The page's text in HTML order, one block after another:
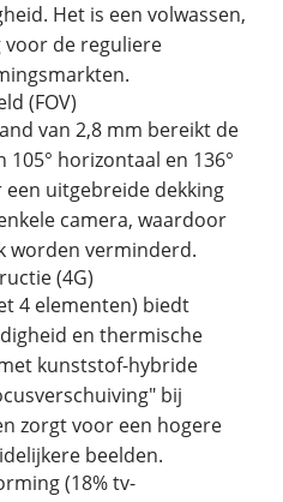
Het is een volwassen,
de reguliere
(FOV)
van 2,8 mm bereikt de
105° horizontaal en 136°
uitgebreide dekking
camera, waardoor
worden verminderd.
(4G)
4 elementen) biedt
en thermische
kunststof-hybride
bij
zorgt voor een hogere
beelden.
(18% tv-